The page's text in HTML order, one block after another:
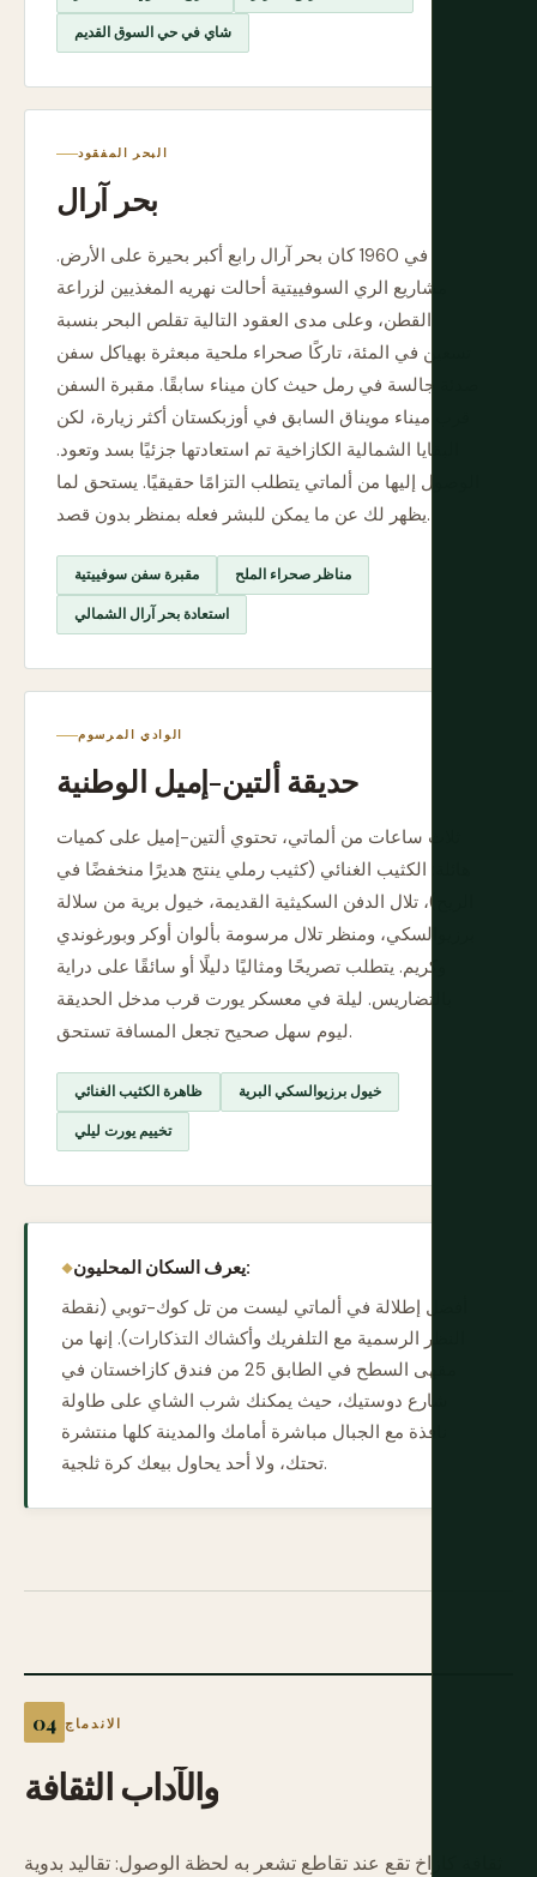
شاي في حي السوق القديم
البحر المفقود
بحر آرال
في 1960 كان بحر آرال رابع أكبر بحيرة على الأرض.
مشاريع الري السوفييتية أحالت نهريه المغذيين لزراعة
القطن، وعلى مدى العقود التالية تقلص البحر بنسبة
تسعين في المئة، تاركًا صحراء ملحية مبعثرة بهياكل سفن
صدئة جالسة في رمل حيث كان ميناء سابقًا. مقبرة السفن
قرب ميناء مويناق السابق في أوزبكستان أكثر زيارة، لكن
البقايا الشمالية الكازاخية تم استعادتها جزئيًا بسد وتعود.
الوصول إليها من ألماتي يتطلب التزامًا حقيقيًا. يستحق لما
يظهر لك عن ما يمكن للبشر فعله بمنظر بدون قصد.
مقبرة سفن سوفييتية مناظر صحراء الملح
استعادة بحر آرال الشمالي
الوادي المرسوم
حديقة ألتين-إميل الوطنية
ثلاث ساعات من ألماتي، تحتوي ألتين-إميل على كميات
هائلة: الكثيب الغنائي (كثيب رملي ينتج هديرًا منخفضًا في
الريح)، تلال الدفن السكيثية القديمة، خيول برية من سلالة
برزيوالسكي، ومنظر تلال مرسومة بألوان أوكر وبورغوندي
وكريم. يتطلب تصريحًا ومثاليًا دليلًا أو سائقًا على دراية
بالتضاريس. ليلة في معسكر يورت قرب مدخل الحديقة
ليوم سهل صحيح تجعل المسافة تستحق.
ظاهرة الكثيب الغنائي خيول برزيوالسكي البرية
تخييم يورت ليلي
يعرف السكان المحليون:
أفضل إطلالة في ألماتي ليست من تل كوك-توبي (نقطة
النظر الرسمية مع التلفريك وأكشاك التذكارات). إنها من
مقهى السطح في الطابق 25 من فندق كازاخستان في
شارع دوستيك، حيث يمكنك شرب الشاي على طاولة
نافذة مع الجبال مباشرة أمامك والمدينة كلها منتشرة
تحتك، ولا أحد يحاول بيعك كرة ثلجية.
الاندماج
الثقافة والآداب
ثقافة كازاخ تقع عند تقاطع تشعر به لحظة الوصول: تقاليد بدوية